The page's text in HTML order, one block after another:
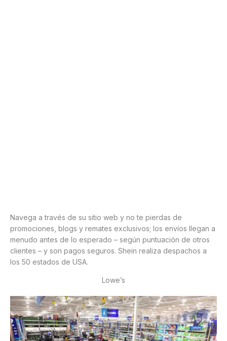
Navega a través de su sitio web y no te pierdas de
promociones, blogs y remates exclusivos; los envíos llegan a
menudo antes de lo esperado – según puntuación de otros
clientes – y son pagos seguros. Shein realiza despachos a
los 50 estados de USA.
Lowe’s